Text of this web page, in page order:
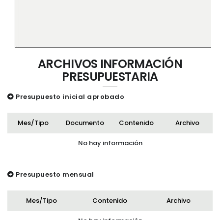
ARCHIVOS INFORMACIÓN
PRESUPUESTARIA
Presupuesto inicial aprobado
Mes/Tipo Documento Contenido Archivo
No hay información
Presupuesto mensual
Mes/Tipo Contenido Archivo